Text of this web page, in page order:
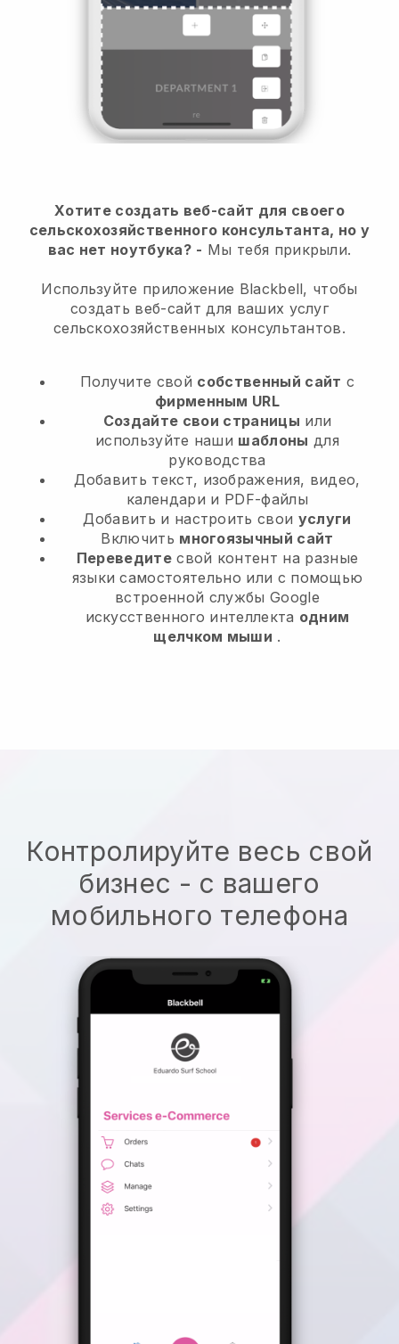
Хотите создать веб-сайт для своего
сельскохозяйственного консультанта, но у
вас нет ноутбука? - Мы тебя прикрыли.
Используйте приложение Blackbell, чтобы
создать веб-сайт для ваших услуг
сельскохозяйственных консультантов.
Получите свой собственный сайт с
фирменным URL
Создайте свои страницы или
используйте наши шаблоны для
руководства
Добавить текст, изображения, видео,
календари и PDF-файлы
Добавить и настроить свои услуги
Включить многоязычный сайт
Переведитесвой контент на разные
языки самостоятельно или с помощью
встроенной службы Google
искусственного интеллекта одним
щелчком мыши .
Контролируйте весь свой
бизнес - с вашего
мобильного телефона